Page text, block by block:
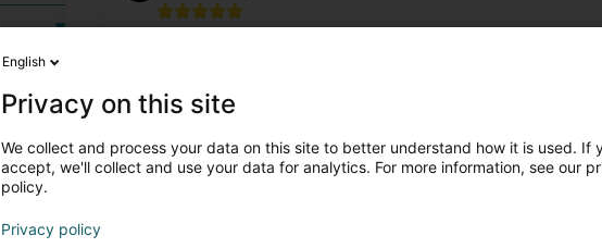
(Translated by Google) I got my forklift license back then.
forklift. (Original) Hatte damals mein Staplerschein gemacht .
Andreas Lutz
1 2 ... 6
English
Privacy on this site
We collect and process your data on this site to better understand how it is used. If
accept, we'll collect and use your data for analytics. For more information, see our
policy.
Privacy policy